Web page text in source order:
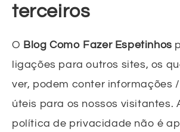
terceiros
O Blog Como Fazer Espetinhos
ligações para outros sites, os
ver, podem conter informações
úteis para os nossos visitantes.
política de privacidade não é